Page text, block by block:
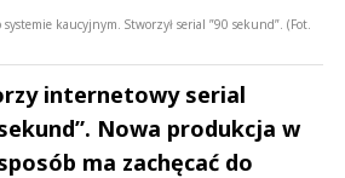
kaucyjnym. Stworzył serial ”90 sekund”. (Fot.
internetowy serial
Nowa produkcja w
ma zachęcać do